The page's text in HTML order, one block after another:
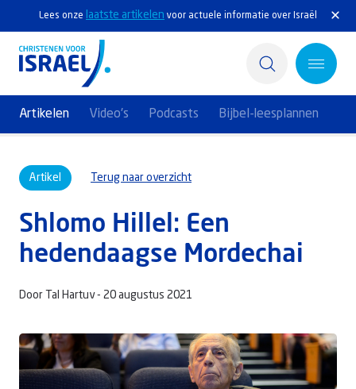
Lees onze laatste artikelen voor actuele informatie over Israël
Artikelen Video's Podcasts Bijbel-leesplannen
Actief
Ontdek
Steun Israël
Kennisbank
Artikel Terug naar overzicht
Shlomo Hillel: Een
hedendaagse Mordechai
Door Tal Hartuv - 20 augustus 2021